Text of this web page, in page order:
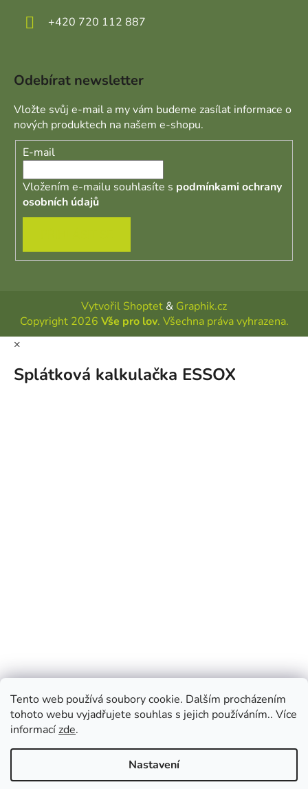
Tento web používá soubory cookie. Dalším procházením
tohoto webu vyjadřujete souhlas s jejich používáním.. Více
informacízde.
Nastavení
+420 720 112 887
Odebírat newsletter
Vložte svůj e-mail a my vám budeme zasílat informace o
nových produktech na našem e-shopu.
E-mail
Vložením e-mailu souhlasíte s podmínkami ochrany
osobních údajů
Vytvořil Shoptet & Graphik.cz
Copyright 2026 Vše pro lov. Všechna práva vyhrazena.
×
Splátková kalkulačka ESSOX